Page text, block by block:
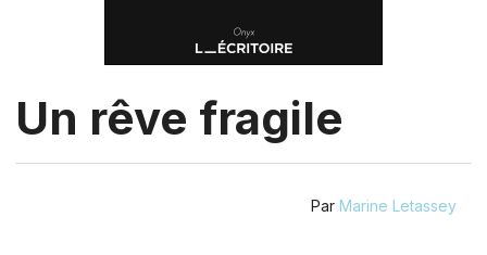
Un rêve fragile
Par Marine Letassey